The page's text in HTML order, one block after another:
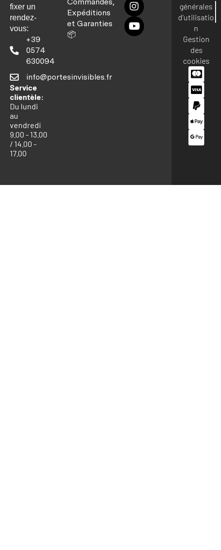
fixer un
rendez-
vous:
+39
0574
630094
info@portesinvisibles.fr
Service
clientèle:
Du lundi
au
vendredi
9.00 - 13.00
/ 14.00 -
17.00
Expéditions
et Garanties
📦
générales
d'utilisatio
n
Gestion
des
cookies